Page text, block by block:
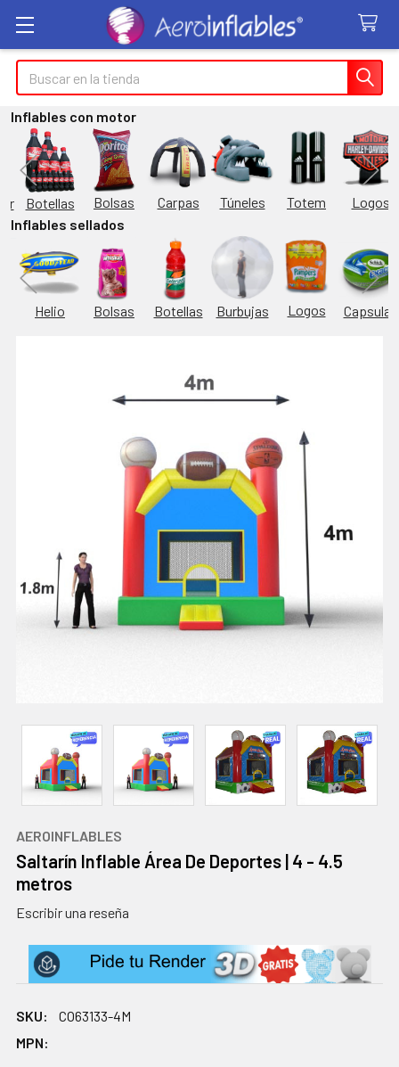
Buscar
Inflables con motor
Botellas Bolsas Carpas Túneles Totem
Logos
Inflables sellados
Helio Bolsas Botellas Burbujas Logos Capsulas
AEROINFLABLES
Saltarín Inflable Área De Deportes | 4 - 4.5
metros
Escribir una reseña
SKU:
CO63133-4M
MPN: